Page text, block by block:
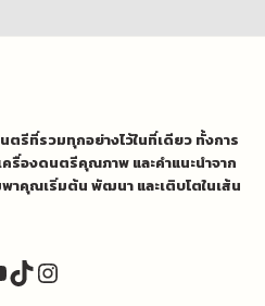
รีที่รวมทุกอย่างไว้ในที่เดียว ทั้งการ
รื่องดนตรีคุณภาพ และคำแนะนำจาก
คุณเริ่มต้น พัฒนา และเติบโตในเส้น
TikTok
Instagram